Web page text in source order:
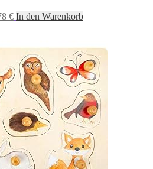
€
€Aktueller
14,78 €.
In den Warenkorb